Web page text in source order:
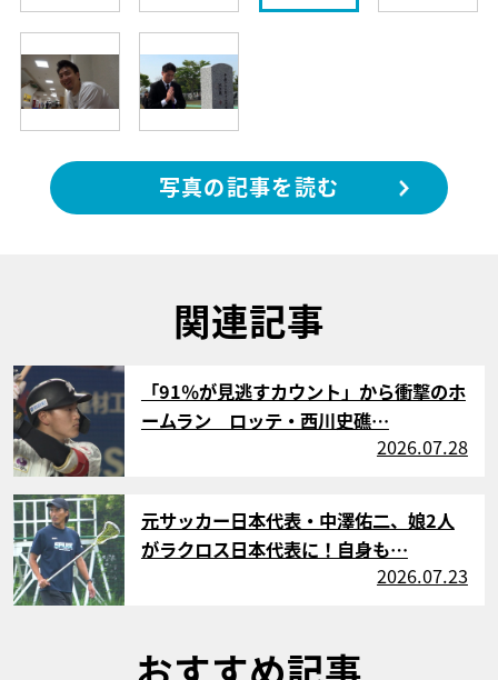
写真の記事を読む
関連記事
サムネイル
「91％が見逃すカウント」から衝撃のホ
ームラン ロッテ・西川史礁…
2026.07.28
サムネイル
元サッカー日本代表・中澤佑二、娘2人
がラクロス日本代表に！自身も…
2026.07.23